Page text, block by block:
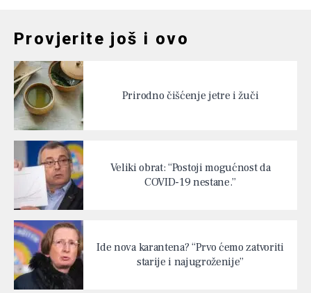
Provjerite još i ovo
Prirodno čišćenje jetre i žuči
Veliki obrat: “Postoji mogućnost da
COVID-19 nestane.”
Ide nova karantena? “Prvo ćemo zatvoriti
starije i najugroženije”